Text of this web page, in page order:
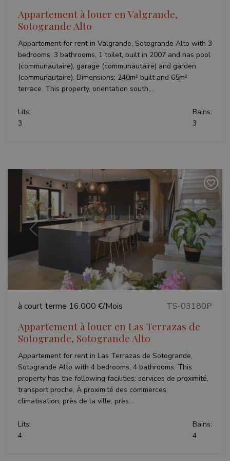
Appartement à louer en Valgrande,
Sotogrande Alto
Appartement for rent in Valgrande, Sotogrande Alto with 3
bedrooms, 3 bathrooms, 1 toilet, built in 2007 and has pool
(communautaire), garage (communautaire) and garden
(communautaire). Dimensions: 240m² built and 65m²
terrace. This property, orientation south,...
Lits:
3
Bains:
3
Précédent Suivant
à court terme 16.000 €/Mois TS-03180P
Appartement à louer en Las Terrazas de
Sotogrande, Sotogrande Alto
Appartement for rent in Las Terrazas de Sotogrande,
Sotogrande Alto with 4 bedrooms, 4 bathrooms. This
property has the following facilities: services de proximité,
transport proche, À proximité des commerces,
climatisation, près de la ville, près...
Lits:
4
Bains:
4